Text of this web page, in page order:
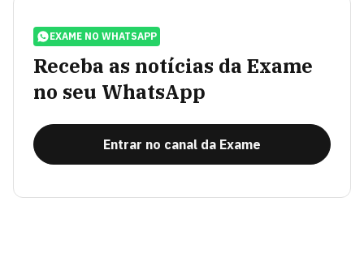
EXAME NO WHATSAPP
Receba as notícias da Exame
no seu WhatsApp
Entrar no canal da Exame